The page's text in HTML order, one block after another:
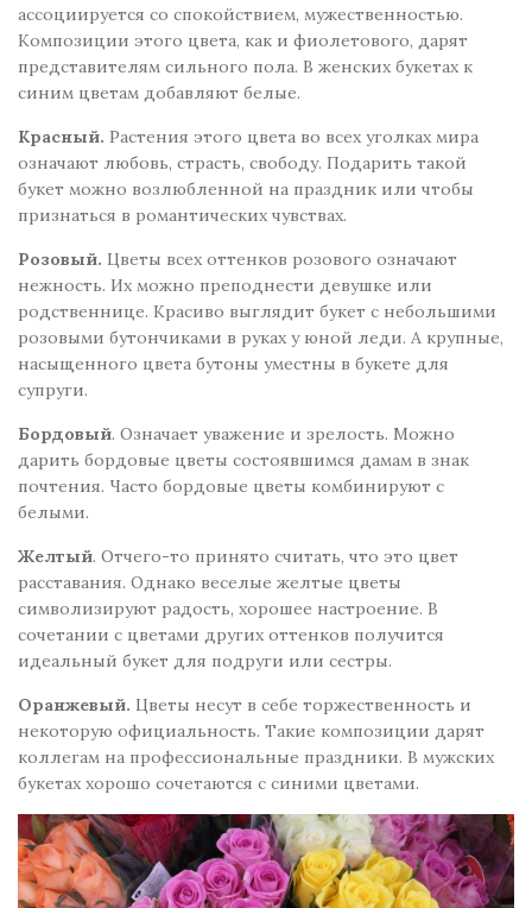
ассоциируется со спокойствием, мужественностью.
Композиции этого цвета, как и фиолетового, дарят
представителям сильного пола. В женских букетах к
синим цветам добавляют белые.
Красный. Растения этого цвета во всех уголках мира
означают любовь, страсть, свободу. Подарить такой
букет можно возлюбленной на праздник или чтобы
признаться в романтических чувствах.
Розовый. Цветы всех оттенков розового означают
нежность. Их можно преподнести девушке или
родственнице. Красиво выглядит букет с небольшими
розовыми бутончиками в руках у юной леди. А крупные,
насыщенного цвета бутоны уместны в букете для
супруги.
Бордовый. Означает уважение и зрелость. Можно
дарить бордовые цветы состоявшимся дамам в знак
почтения. Часто бордовые цветы комбинируют с
белыми.
Желтый. Отчего-то принято считать, что это цвет
расставания. Однако веселые желтые цветы
символизируют радость, хорошее настроение. В
сочетании с цветами других оттенков получится
идеальный букет для подруги или сестры.
Оранжевый. Цветы несут в себе торжественность и
некоторую официальность. Такие композиции дарят
коллегам на профессиональные праздники. В мужских
букетах хорошо сочетаются с синими цветами.